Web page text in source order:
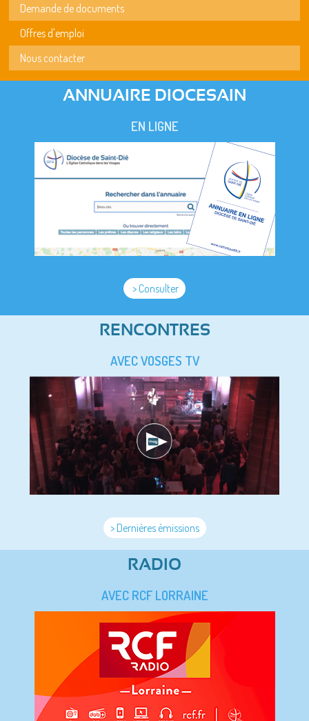
Demande de documents
Offres d'emploi
Nous contacter
ANNUAIRE DIOCESAIN
EN LIGNE
> Consulter
RENCONTRES
AVEC VOSGES TV
> Dernières émissions
RADIO
AVEC RCF LORRAINE